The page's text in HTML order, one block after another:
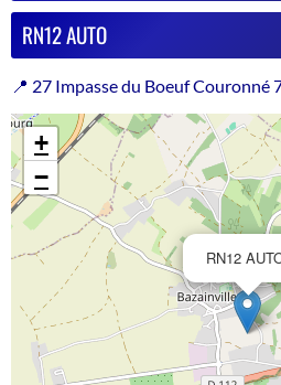
RN12 AUTO
📍 27 Impasse du Boeuf Couronné
RN12
+
−